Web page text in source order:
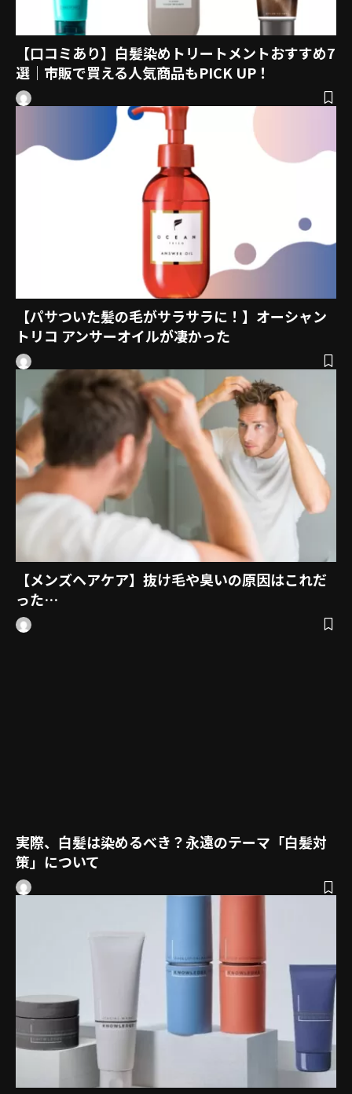
【口コミあり】白髪染めトリートメントおすすめ7
選｜市販で買える人気商品もPICK UP！
【パサついた髪の毛がサラサラに！】オーシャン
トリコ アンサーオイルが凄かった
【メンズヘアケア】抜け毛や臭いの原因はこれだ
った…
実際、白髪は染めるべき？永遠のテーマ「白髪対
策」について